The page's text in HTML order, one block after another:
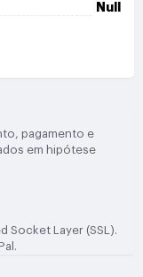
Null
pagamento e
em hipótese
Socket Layer (SSL).